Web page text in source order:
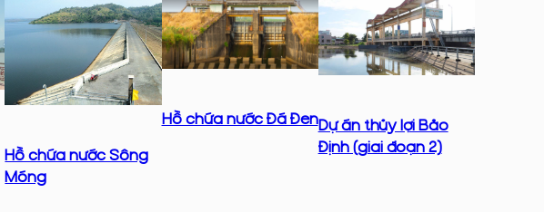
Hồ chứa nước Sông
Móng
Hồ chứa nước Đá ĐenDự án thủy lợi Bảo
Định (giai đoạn 2)